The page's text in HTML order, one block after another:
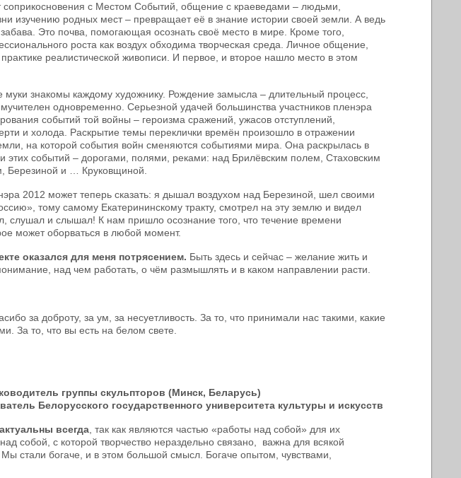
с Местом Событий, общение с краеведами – людьми,
изучению родных мест – превращает её в знание истории своей земли. А ведь
Это почва, помогающая осознать своё место в мире. Кроме того,
роста как воздух обходима творческая среда. Личное общение,
реалистической живописи. И первое, и второе нашло место в этом
муки знакомы каждому художнику. Рождение замысла – длительный процесс,
одновременно. Серьезной удачей большинства участников пленэра
событий той войны – героизма сражений, ужасов отступлений,
и холода. Раскрытие темы переклички времён произошло в отражении
на которой события войн сменяются событиями мира. Она раскрылась в
этих событий – дорогами, полями, реками: над Брилёвским полем, Стаховским
Березиной и … Круковщиной.
2012 может теперь сказать: я дышал воздухом над Березиной, шел своими
тому самому Екатерининскому тракту, смотрел на эту землю и видел
слушал и слышал! К нам пришло осознание того, что течение времени
может оборваться в любой момент.
оказался для меня потрясением. Быть здесь и сейчас – желание жить и
над чем работать, о чём размышлять и в каком направлении расти.
за доброту, за ум, за несуетливость. За то, что принимали нас такими, какие
За то, что вы есть на белом свете.
группы скульпторов (Минск, Беларусь)
Белорусского государственного университета культуры и искусств
всегда , так как являются частью «работы над собой» для их
собой, с которой творчество нераздельно связано, важна для всякой
Мы стали богаче, и в этом большой смысл. Богаче опытом, чувствами,